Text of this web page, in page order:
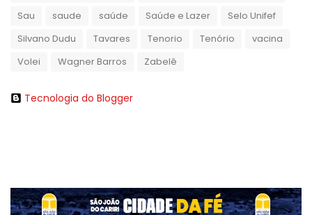
Sau
saude saúde Saúde e Lazer
Selo Unifef
Silvano Dudu
Tavares Tenorio Tenório
vacina
Volei
Wagner Barros Zabelê
Tecnologia do Blogger